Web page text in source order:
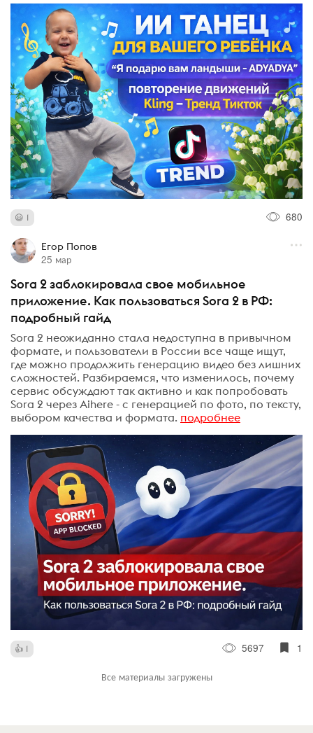
1 680
Егор Попов
25 мар
Sora 2 заблокировала свое мобильное
приложение. Как пользоваться Sora 2 в РФ:
подробный гайд
Sora 2 неожиданно стала недоступна в привычном
формате, и пользователи в России все чаще ищут,
где можно продолжить генерацию видео без лишних
сложностей. Разбираемся, что изменилось, почему
сервис обсуждают так активно и как попробовать
Sora 2 через Aihere - с генерацией по фото, по тексту,
выбором качества и формата. подробнее
1 5697 1
Все материалы загружены